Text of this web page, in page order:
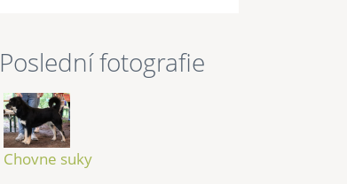
Poslední fotografie
Chovne suky